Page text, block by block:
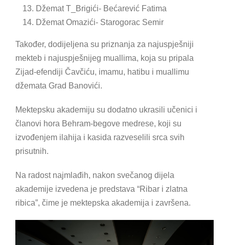
Džemat T_Brigići- Bećarević Fatima
Džemat Omazići- Starogorac Semir
Također, dodijeljena su priznanja za najuspješniji
mekteb i najuspješnijeg muallima, koja su pripala
Zijad-efendiji Čavčiću, imamu, hatibu i muallimu
džemata Grad Banovići.
Mektepsku akademiju su dodatno ukrasili učenici i
članovi hora Behram-begove medrese, koji su
izvođenjem ilahija i kasida razveselili srca svih
prisutnih.
Na radost najmlađih, nakon svečanog dijela
akademije izvedena je predstava “Ribar i zlatna
ribica”, čime je mektepska akademija i završena.